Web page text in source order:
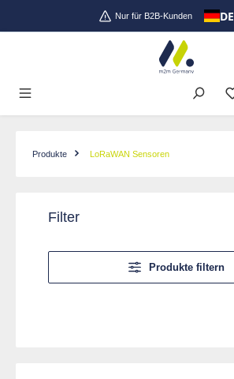
Zum Hauptinhalt springenNur für B2B-Kunden DE
Produkte LoRaWAN Sensoren
Filter
Produkte filtern